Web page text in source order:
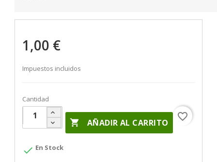
1,00 €
Impuestos incluidos
Cantidad
 AÑADIR AL CARRITO
favorite_border
 En Stock